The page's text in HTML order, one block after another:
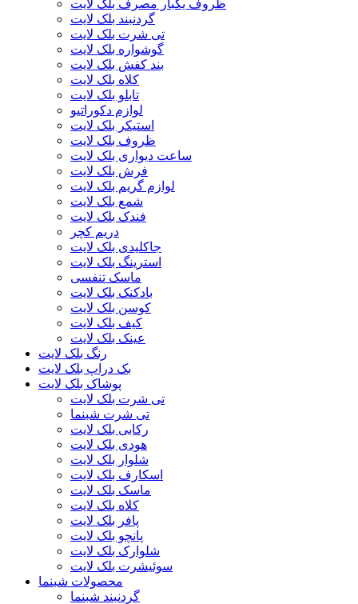
ظروف یکبار مصرف بلک لایت
گردنبند بلک لایت
تی شرت بلک لایت
گوشواره بلک لایت
بند کفش بلک لایت
کلاه بلک لایت
تابلو بلک لایت
لوازم دکوراتیو
استیکر بلک لایت
ظروف بلک لایت
ساعت دیواری بلک لایت
فرش بلک لایت
لوازم گریم بلک لایت
شمع بلک لایت
فندک بلک لایت
دریم کچر
جاکلیدی بلک لایت
استرینگ بلک لایت
ماسک تنفسی
بادکنک بلک لایت
کوسن بلک لایت
کیف بلک لایت
عینک بلک لایت
رنگ بلک لایت
بک دراپ بلک لایت
پوشاک بلک لایت
تی شرت بلک لایت
تی شرت شبنما
رکابی بلک لایت
هودی بلک لایت
شلوار بلک لایت
اسکارف بلک لایت
ماسک بلک لایت
کلاه بلک لایت
پافر بلک لایت
پانچو بلک لایت
شلوارک بلک لایت
سوئیشرت بلک لایت
محصولات شبنما
گردنبند شبنما